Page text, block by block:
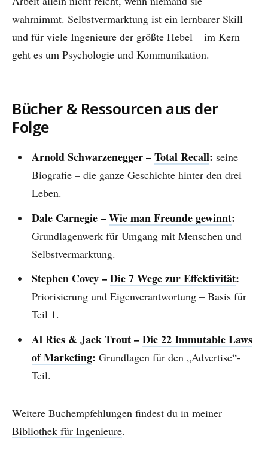
wahrnimmt. Selbstvermarktung ist ein lernbarer Skill
und für viele Ingenieure der größte Hebel – im Kern
geht es um Psychologie und Kommunikation.
Bücher & Ressourcen aus der
Folge
Arnold Schwarzenegger –Total Recall: seine
Biografie – die ganze Geschichte hinter den drei
Leben.
Dale Carnegie –Wie man Freunde gewinnt:
Grundlagenwerk für Umgang mit Menschen und
Selbstvermarktung.
Stephen Covey –Die 7 Wege zur Effektivität:
Priorisierung und Eigenverantwortung – Basis für
Teil 1.
Al Ries & Jack Trout –Die 22 Immutable Laws
of Marketing: Grundlagen für den „Advertise“-
Teil.
Weitere Buchempfehlungen findest du in meiner
Bibliothek für Ingenieure.